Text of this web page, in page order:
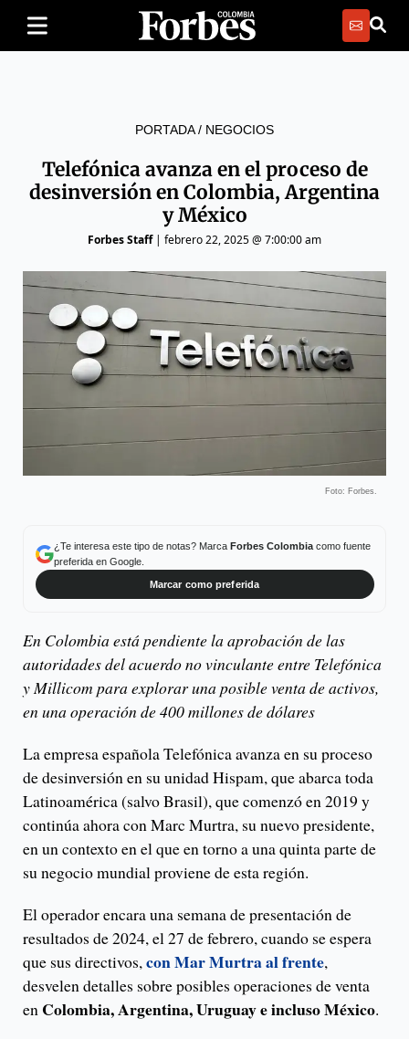
PORTADA/ NEGOCIOS
Telefónica avanza en el proceso de
desinversión en Colombia, Argentina
y México
Forbes Staff| febrero 22, 2025 @ 7:00:00 am
Foto: Forbes.
¿Te interesa este tipo de notas? Marca Forbes Colombiacomo fuente
preferida en Google.
Marcar como preferida
En Colombia está pendiente la aprobación de las
autoridades del acuerdo no vinculante entre Telefónica
y Millicom para explorar una posible venta de activos,
en una operación de 400 millones de dólares
La empresa española Telefónica avanza en su proceso
de desinversión en su unidad Hispam, que abarca toda
Latinoamérica (salvo Brasil), que comenzó en 2019 y
continúa ahora con Marc Murtra, su nuevo presidente,
en un contexto en el que en torno a una quinta parte de
su negocio mundial proviene de esta región.
El operador encara una semana de presentación de
resultados de 2024, el 27 de febrero, cuando se espera
que sus directivos,con Mar Murtra al frente,
desvelen detalles sobre posibles operaciones de venta
en Colombia, Argentina, Uruguay e incluso México.